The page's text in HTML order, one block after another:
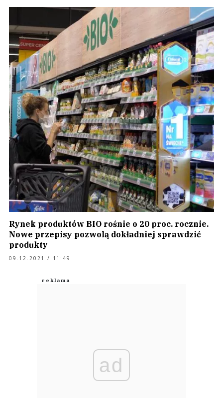
Rynek produktów BIO rośnie o 20 proc. rocznie.
Nowe przepisy pozwolą dokładniej sprawdzić
produkty
09.12.2021 / 11:49
ad